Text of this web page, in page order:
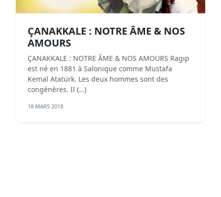
ÇANAKKALE : NOTRE ÂME & NOS
AMOURS
ÇANAKKALE : NOTRE ÂME & NOS AMOURS Ragıp
est né en 1881 à Salonique comme Mustafa
Kemal Atatürk. Les deux hommes sont des
congénères. Il (…)
18 MARS 2018